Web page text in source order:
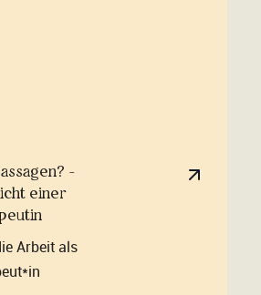
-
einer
Arbeit als